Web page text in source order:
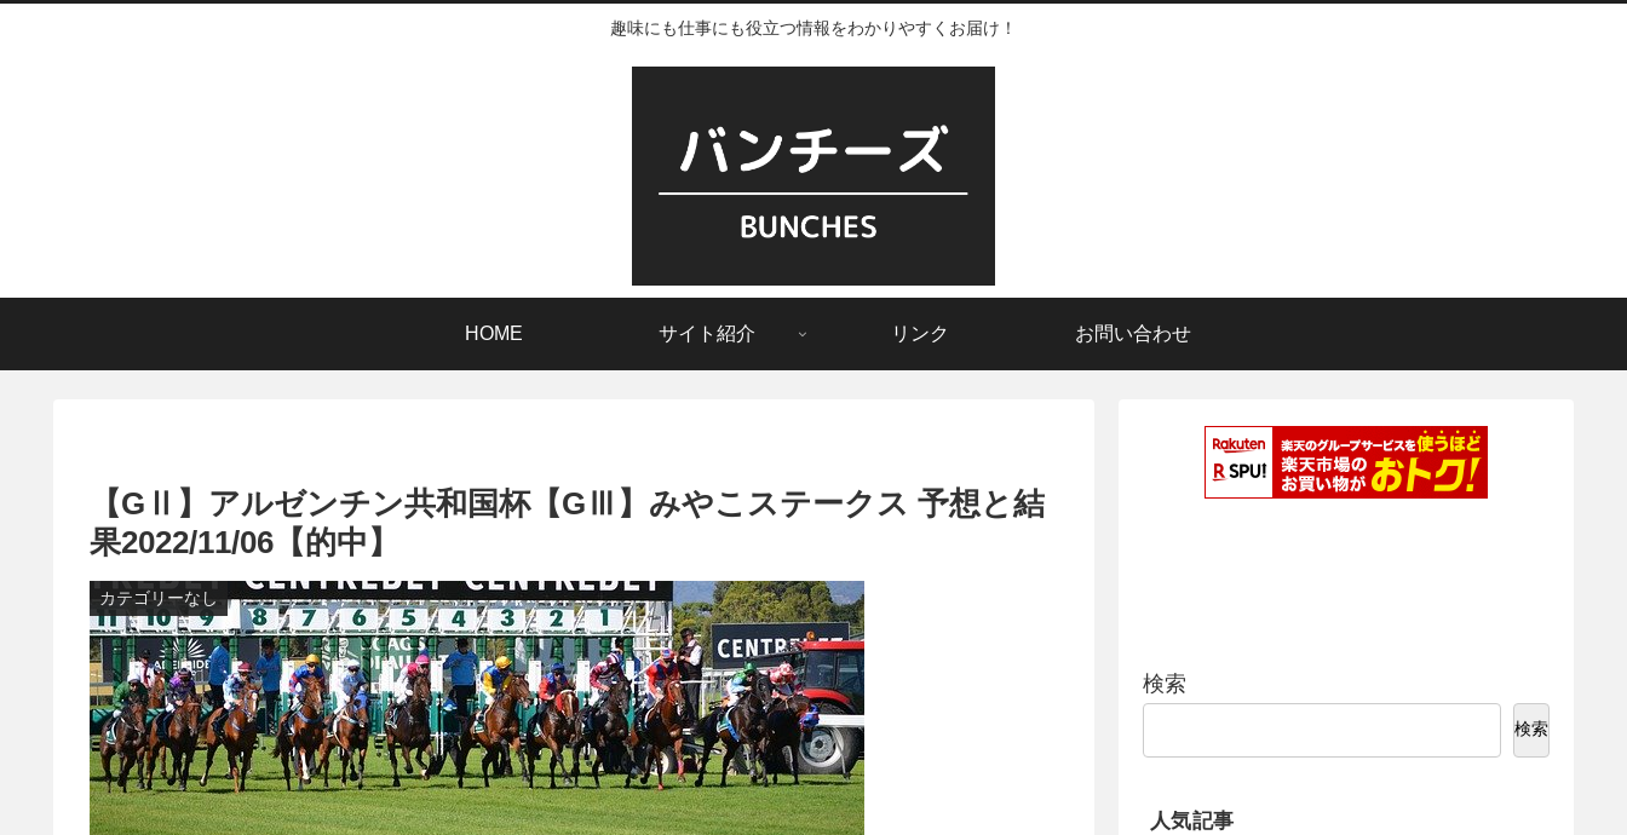
趣味にも仕事にも役立つ情報をわかりやすくお届け！
HOME サイト紹介 リンク お問い合わせ
【GⅡ】アルゼンチン共和国杯【GⅢ】みやこステークス 予想と結
果2022/11/06【的中】
カテゴリーなし
検索
検索
人気記事